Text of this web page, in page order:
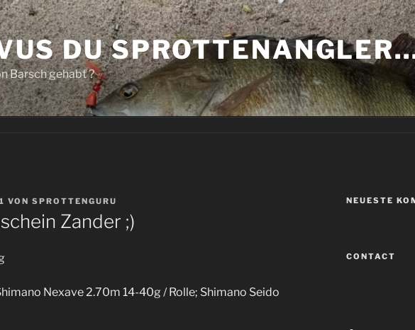
DU
Barsch gehabt ?
VON SPROTTENGURU
Zander ;)
Nexave 2.70m 14-40g / Rolle; Shimano Seido
NEUESTE
CONTACT